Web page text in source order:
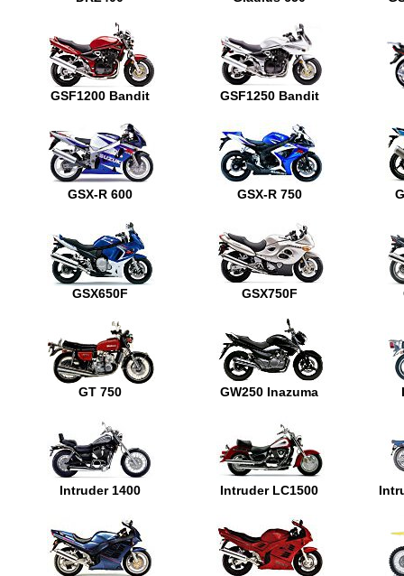
GSF1200 Bandit GSF1250 Bandit
GSX-R 600 GSX-R 750
GSX650F GSX750F
GT 750 GW250 Inazuma
Intruder 1400 Intruder LC1500